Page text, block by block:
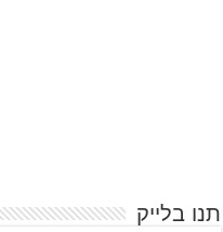
תנו בלייק